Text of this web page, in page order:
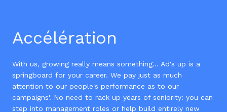
Accélération
With us, growing really means something… Ad's up is a
springboard for your career. We pay just as much
attention to our people's performance as to our
campaigns'. No need to rack up years of seniority: you can
step into management roles or help build entirely new